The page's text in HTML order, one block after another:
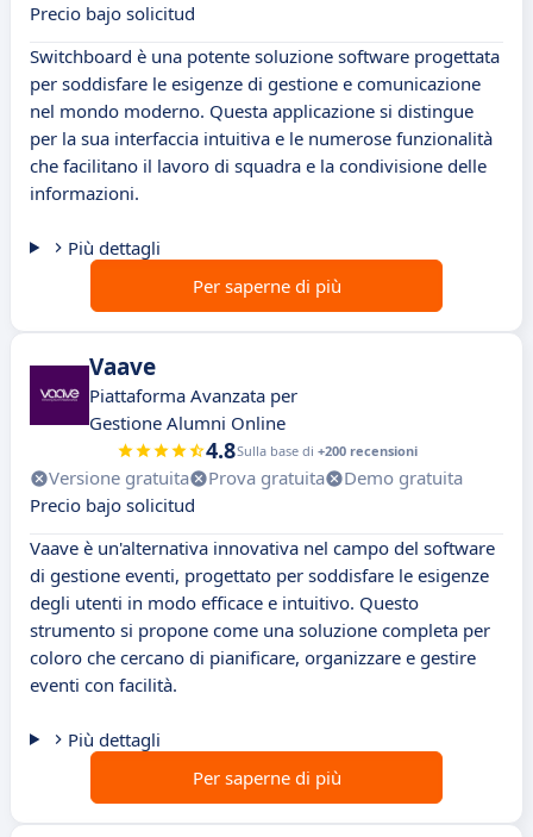
Precio bajo solicitud
Switchboard è una potente soluzione software progettata
per soddisfare le esigenze di gestione e comunicazione
nel mondo moderno. Questa applicazione si distingue
per la sua interfaccia intuitiva e le numerose funzionalità
che facilitano il lavoro di squadra e la condivisione delle
informazioni.
Più dettagli
Per saperne di più
Vaave
Piattaforma Avanzata per
Gestione Alumni Online
4.8Sulla base di +200 recensioni
Versione gratuita Prova gratuita
Demo gratuita
Precio bajo solicitud
Vaave è un'alternativa innovativa nel campo del software
di gestione eventi, progettato per soddisfare le esigenze
degli utenti in modo efficace e intuitivo. Questo
strumento si propone come una soluzione completa per
coloro che cercano di pianificare, organizzare e gestire
eventi con facilità.
Più dettagli
Per saperne di più